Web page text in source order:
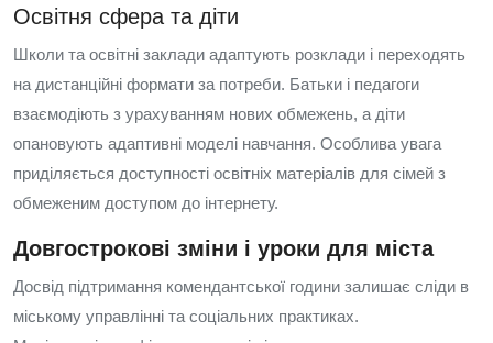
Освітня сфера та діти
Школи та освітні заклади адаптують розклади і переходять
на дистанційні формати за потреби. Батьки і педагоги
взаємодіють з урахуванням нових обмежень, а діти
опановують адаптивні моделі навчання. Особлива увага
приділяється доступності освітніх матеріалів для сімей з
обмеженим доступом до інтернету.
Довгострокові зміни і уроки для міста
Досвід підтримання комендантської години залишає сліди в
міському управлінні та соціальних практиках.